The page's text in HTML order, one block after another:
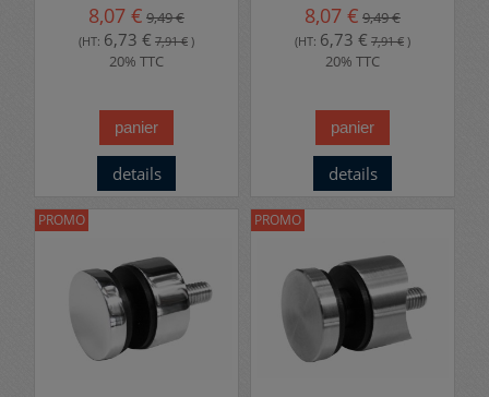
8,07 € 9,49 €
(HT: 6,73 € 7,91 € )
20% TTC
panier
details
8,07 € 9,49 €
(HT: 6,73 € 7,91 € )
20% TTC
panier
details
PROMO PROMO